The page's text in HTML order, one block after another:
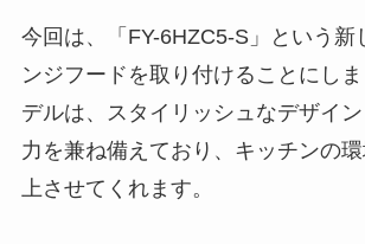
今回は、「FY-6HZC5-S」という新
ンジフードを取り付けることにし
デルは、スタイリッシュなデザイン
力を兼ね備えており、キッチンの
上させてくれます。